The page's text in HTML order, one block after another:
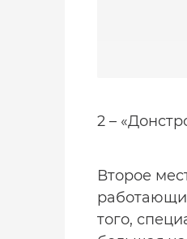
2 –
Второе
того,